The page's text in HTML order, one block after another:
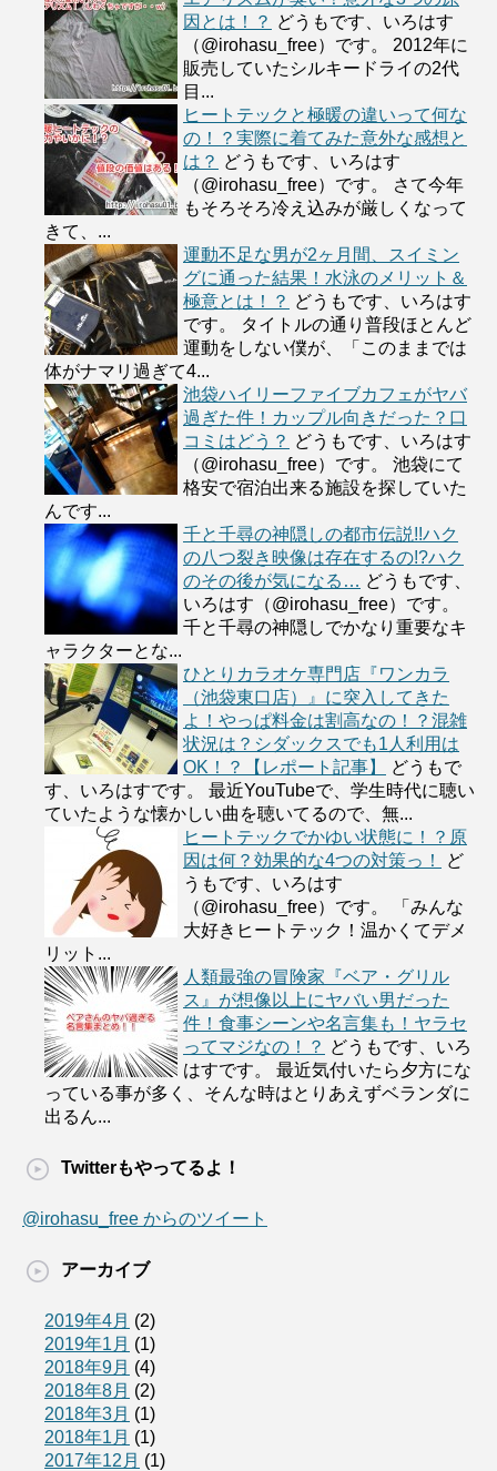
因とは！？ どうもです、いろはす
（@irohasu_free）です。 2012年に
販売していたシルキードライの2代
目...
ヒートテックと極暖の違いって何な
の！？実際に着てみた意外な感想と
は？ どうもです、いろはす
（@irohasu_free）です。 さて今年
もそろそろ冷え込みが厳しくなって
きて、...
運動不足な男が2ヶ月間、スイミン
グに通った結果！水泳のメリット＆
極意とは！？ どうもです、いろはす
です。 タイトルの通り普段ほとんど
運動をしない僕が、「このままでは
体がナマリ過ぎて4...
池袋ハイリーファイブカフェがヤバ
過ぎた件！カップル向きだった？口
コミはどう？ どうもです、いろはす
（@irohasu_free）です。 池袋にて
格安で宿泊出来る施設を探していた
んです...
千と千尋の神隠しの都市伝説!!ハク
の八つ裂き映像は存在するの!?ハク
のその後が気になる… どうもです、
いろはす（@irohasu_free）です。
千と千尋の神隠しでかなり重要なキ
ャラクターとな...
ひとりカラオケ専門店『ワンカラ
（池袋東口店）』に突入してきた
よ！やっぱ料金は割高なの！？混雑
状況は？シダックスでも1人利用は
OK！？【レポート記事】
どうもで
す、いろはすです。 最近YouTubeで、学生時代に聴い
ていたような懐かしい曲を聴いてるので、無...
ヒートテックでかゆい状態に！？原
因は何？効果的な4つの対策っ！
ど
うもです、いろはす
（@irohasu_free）です。 「みんな
大好きヒートテック！温かくてデメ
リット...
人類最強の冒険家『ベア・グリル
ス』が想像以上にヤバい男だった
件！食事シーンや名言集も！ヤラセ
ってマジなの！？ どうもです、いろ
はすです。 最近気付いたら夕方にな
っている事が多く、そんな時はとりあえずベランダに
出るん...
Twitterもやってるよ！
@irohasu_free からのツイート
アーカイブ
2019年4月 (2)
2019年1月 (1)
2018年9月 (4)
2018年8月 (2)
2018年3月 (1)
2018年1月 (1)
2017年12月 (1)